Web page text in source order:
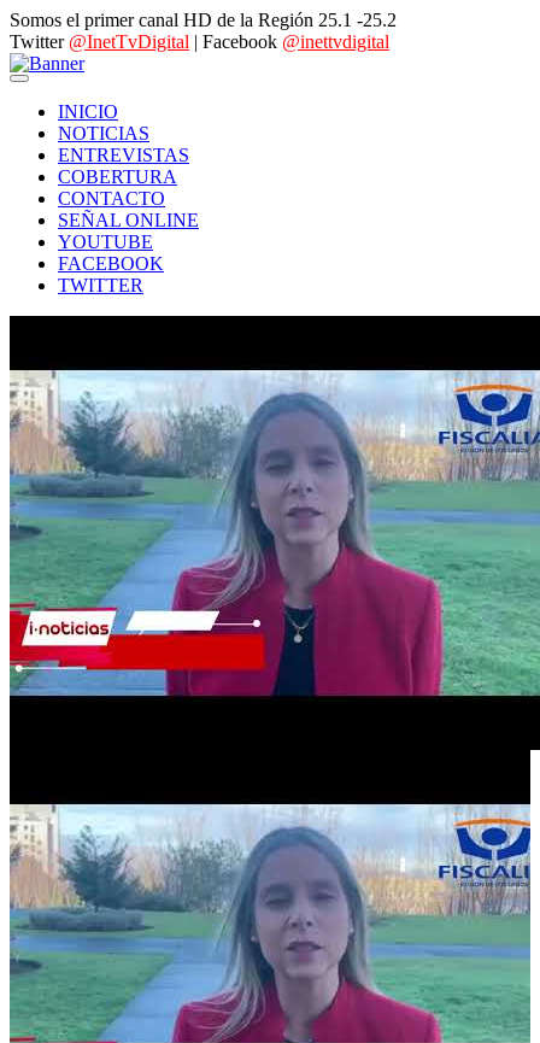
Somos el primer canal HD de la Región 25.1 -25.2
Twitter @InetTvDigital | Facebook @inettvdigital
INICIO
NOTICIAS
ENTREVISTAS
COBERTURA
CONTACTO
SEÑAL ONLINE
YOUTUBE
FACEBOOK
TWITTER